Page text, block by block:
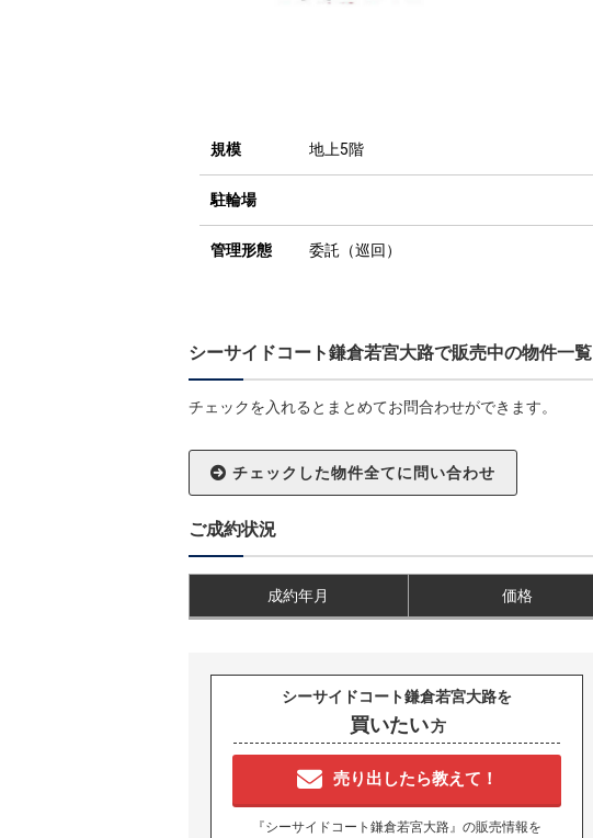
規模 地上5階
駐輪場
管理形態 委託（巡回）
シーサイドコート鎌倉若宮大路で販売中の物件一覧
チェックを入れるとまとめてお問合わせができます。
ご成約状況
成約年月 価格
シーサイドコート鎌倉若宮大路を
買いたい方
売り出したら教えて！
『シーサイドコート鎌倉若宮大路』の販売情報を